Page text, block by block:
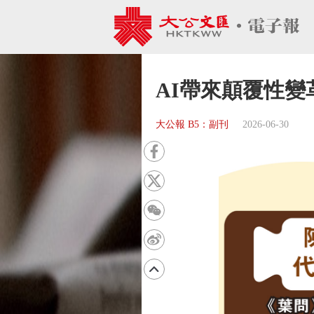
AI帶來顛覆性變
大公報 B5：副刊 2026-06-30